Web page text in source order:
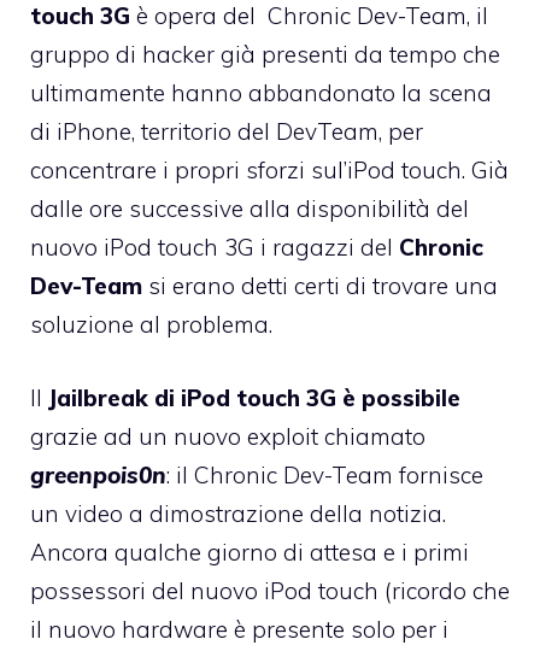
touch 3G è opera del Chronic Dev-Team, il
gruppo di hacker già presenti da tempo che
ultimamente hanno abbandonato la scena
di iPhone, territorio del DevTeam, per
concentrare i propri sforzi sul’iPod touch. Già
dalle ore successive alla disponibilità del
nuovo iPod touch 3G i ragazzi del Chronic
Dev-Team si erano detti certi di trovare una
soluzione al problema.
Il Jailbreak di iPod touch 3G è possibile
grazie ad un nuovo exploit chiamato
greenpois0n: il Chronic Dev-Team fornisce
un video a dimostrazione della notizia.
Ancora qualche giorno di attesa e i primi
possessori del nuovo iPod touch (ricordo che
il nuovo hardware è presente solo per i